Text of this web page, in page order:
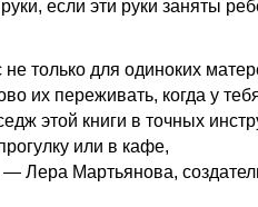
если эти руки заняты
только для одиноких
их переживать, когда у
этой книги в точных
или в кафе,
— Лера Мартьянова,